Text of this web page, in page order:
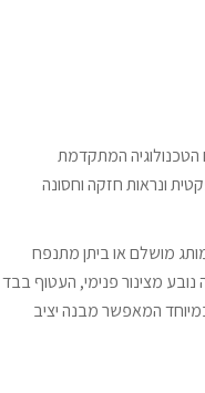
המתקדמת
ונראות חזקה וחסונה
מושלם או ביתן מתנפח
מצינור פנימי, העטוף בבד
המאפשר מבנה יציב